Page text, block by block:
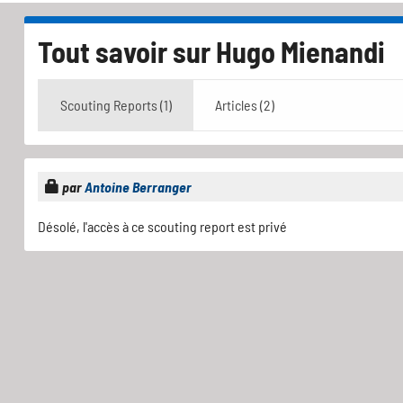
Tout savoir surHugo Mienandi
Scouting Reports (1) Articles (2)
parAntoine Berranger
Désolé, l'accès à ce scouting report est privé